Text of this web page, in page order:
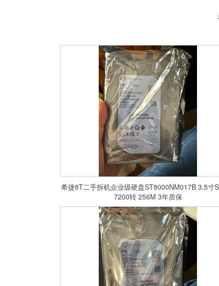
希捷8T二手拆机企业级硬盘ST8000NM017B 3.5寸
7200转 256M 3年质保